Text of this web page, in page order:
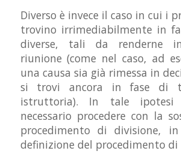
Diverso è invece il caso in cui i
trovino irrimediabilmente in
diverse, tali da renderne
riunione (come nel caso, ad
una causa sia già rimessa in
si trovi ancora in fase di
istruttoria). In tale
necessario procedere con la
procedimento di divisione,
definizione del procedimento di